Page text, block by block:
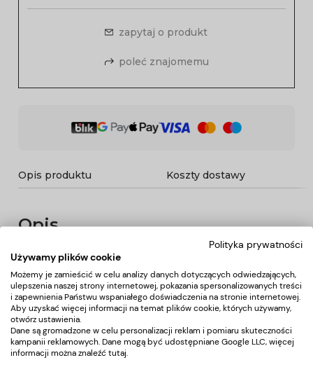
zapytaj o produkt
poleć znajomemu
Opis produktu Koszty dostawy
Opis
Nowoczesne krzesło kosmetyczne w kolorze czarnym.
Bardzo wygodne siedzisko o nowoczesnym wygladzie, z
ładnymi przeszyciami. Wysokiej jakości ekoskóra jest
gwarancją łatwiej pielęgnacji mebla. Fotel regulowany w
płaszczyźnie góra-dół. Kółka gumowane.
Dane techniczne:
Wymiary siedziska 37x45cm
Wysokość oparcia 30cm
Wysokość siedziska min.48cm max. 61cm
Polityka prywatności
Używamy plików cookie
Możemy je zamieścić w celu analizy danych dotyczących odwiedzających,
ulepszenia naszej strony internetowej, pokazania spersonalizowanych treści
i zapewnienia Państwu wspaniałego doświadczenia na stronie internetowej.
Aby uzyskać więcej informacji na temat plików cookie, których używamy,
otwórz ustawienia.
Dane są gromadzone w celu personalizacji reklam i pomiaru skuteczności
kampanii reklamowych. Dane mogą być udostępniane Google LLC, więcej
informacji można znaleźć tutaj